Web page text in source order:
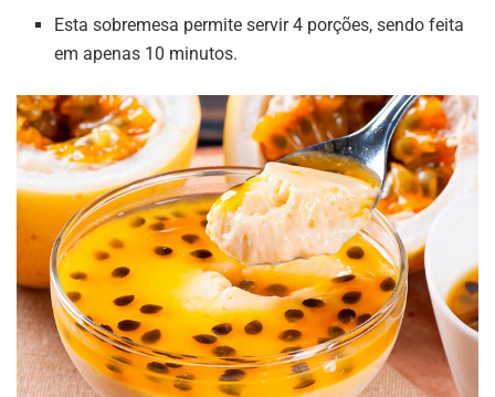
Esta sobremesa permite servir 4 porções, sendo feita
em apenas 10 minutos.